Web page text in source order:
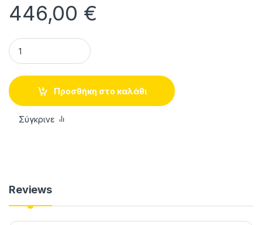
446,00 €
Kamei Serie 2 Μπαγκαζιέρα Αυτοκινήτου με Μονό
Προσθήκη στο καλάθι
Σύγκρινε
Reviews